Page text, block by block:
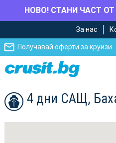
НОВО! СТАНИ ЧАСТ ОТ
главното
съдържание
Навигацията
За нас
Получавай оферти за круизи
4 дни САЩ,